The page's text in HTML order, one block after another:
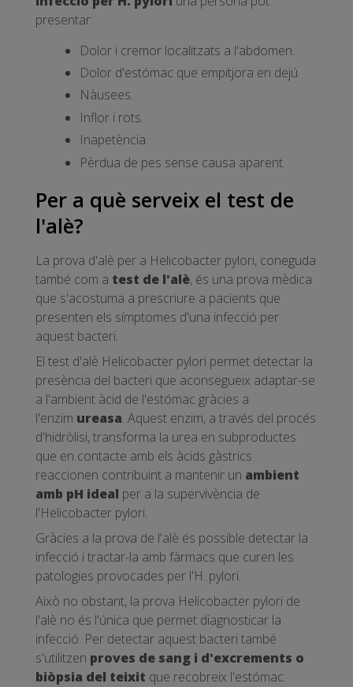
presentar:
Dolor i cremor localitzats a l'abdomen.
Dolor d'estómac que empitjora en dejú.
Nàusees.
Inflor i rots.
Inapetència.
Pèrdua de pes sense causa aparent.
Per a què serveix el test de
l'alè?
La prova d'alè per a Helicobacter pylori, coneguda
també com a test de l'alè, és una prova mèdica
que s'acostuma a prescriure a pacients que
presenten els símptomes d'una infecció per
aquest bacteri.
El test d'alè Helicobacter pylori permet detectar la
presència del bacteri que aconsegueix adaptar-se
a l'ambient àcid de l'estómac gràcies a
l'enzim ureasa. Aquest enzim, a través del procés
d'hidròlisi, transforma la urea en subproductes
que en contacte amb els àcids gàstrics
reaccionen contribuint a mantenir un ambient
amb pH ideal per a la supervivència de
l'Helicobacter pylori.
Gràcies a la prova de l'alè és possible detectar la
infecció i tractar-la amb fàrmacs que curen les
patologies provocades per l'H. pylori.
Això no obstant, la prova Helicobacter pylori de
l'alè no és l'única que permet diagnosticar la
infecció. Per detectar aquest bacteri també
s'utilitzen proves de sang i d'excrements o
biòpsia del teixit que recobreix l'estómac.